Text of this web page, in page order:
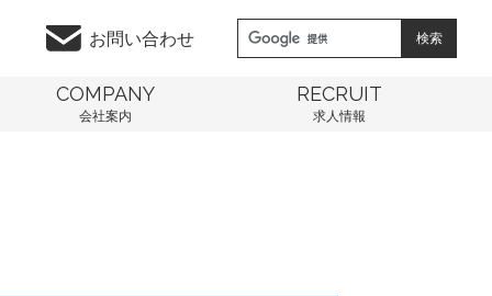
お問い合わせ
COMPANY
会社案内
RECRUIT
求人情報